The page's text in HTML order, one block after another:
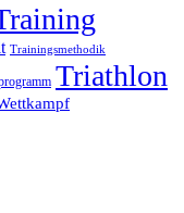
Trainingsmethodik
Triathlon